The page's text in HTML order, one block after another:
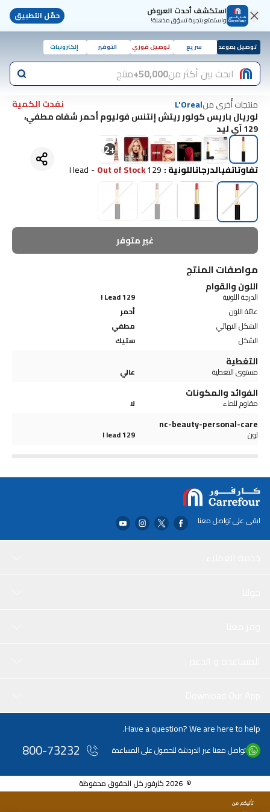
استكشف أحدث العروض
واستمتع بتجربة تسوّق مذهلة! حمّل التطبيق
توصيل بموعد سريع توصيل فوري التوفير إلكترونيات
ابحث بين أكثر من50,000+ منتج
منتجات أُخرى منL'Oreal
نفدت الكمية
لوريال باريس كولور ريتش إنتنس فوليوم أحمر شفاه مطفي،
129 آي ليد
+
2
تفاوتاتفيالدرجاتاللونية:
129 I lead
-Out of Stock
غير متوفر
مواصفات المنتج
اللون والقوام
الدرجة اللونية
129 I Lead
عائلة اللون
أحمر
الشكل النهائي
مطفي
الشكل
ستيك
التغطية
مستوى التغطية عالي
الفوائد والمكونات
مقاوم للماء لا
nc-beauty-personal-care
لون 129 I lead
ابقى على تواصل معنا
Have a question? We are here to help.
تواصل معنا عبر الدردشة للحصول على المساعدة 800-73232
© 2026 كارفور كل الحقوق محفوظة